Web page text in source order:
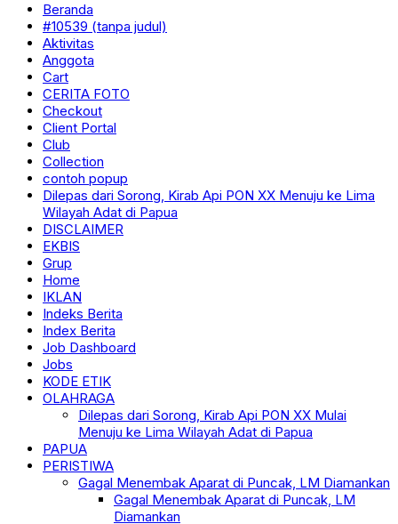
Beranda
#10539 (tanpa judul)
Aktivitas
Anggota
Cart
CERITA FOTO
Checkout
Client Portal
Club
Collection
contoh popup
Dilepas dari Sorong, Kirab Api PON XX Menuju ke Lima
Wilayah Adat di Papua
DISCLAIMER
EKBIS
Grup
Home
IKLAN
Indeks Berita
Index Berita
Job Dashboard
Jobs
KODE ETIK
OLAHRAGA
Dilepas dari Sorong, Kirab Api PON XX Mulai
Menuju ke Lima Wilayah Adat di Papua
PAPUA
PERISTIWA
Gagal Menembak Aparat di Puncak, LM Diamankan
Gagal Menembak Aparat di Puncak, LM
Diamankan